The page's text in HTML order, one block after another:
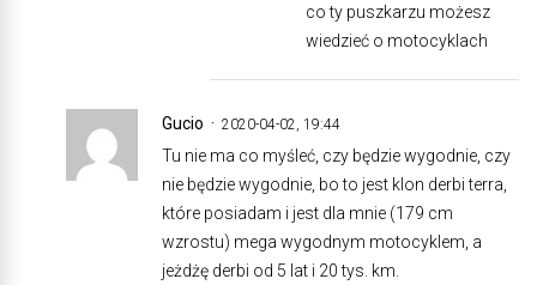
co ty puszkarzu możesz
wiedzieć o motocyklach
Gucio 2020-04-02, 19:44
Tu nie ma co myśleć, czy będzie wygodnie, czy
nie będzie wygodnie, bo to jest klon derbi terra,
które posiadam i jest dla mnie (179 cm
wzrostu) mega wygodnym motocyklem, a
jeżdżę derbi od 5 lat i 20 tys. km.